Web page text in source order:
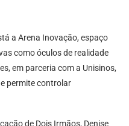
a Arena Inovação, espaço
como óculos de realidade
em parceria com a Unisinos,
permite controlar
de Dois Irmãos, Denise